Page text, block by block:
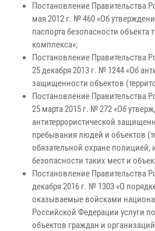
Постановление Правительства
мая 2012 г. № 460 «Об
паспорта безопасности объекта
комплекса»;
Постановление Правительства
25 декабря 2013 г. № 1244 «Об
защищенности объектов
Постановление Правительства
25 марта 2015 г. № 272 «Об
антитеррористической
пребывания людей и объектов
обязательной охране полицией,
безопасности таких мест и
Постановление Правительства
декабря 2016 г. № 1303 «О
оказываемые войсками
Российской Федерации услуги
объектов граждан и